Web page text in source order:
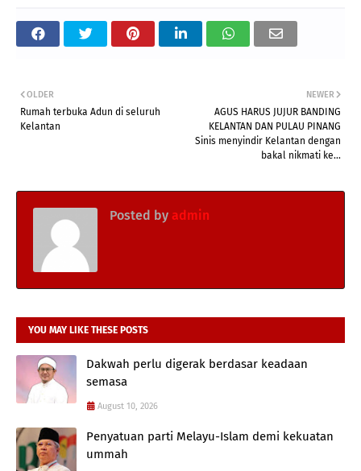
NEWER
AGUS HARUS JUJUR BANDING
KELANTAN DAN PULAU PINANG
Sinis menyindir Kelantan dengan
bakal nikmati ke...
OLDER
Rumah terbuka Adun di seluruh
Kelantan
Posted by admin
YOU MAY LIKE THESE POSTS
Dakwah perlu digerak berdasar keadaan
semasa
August 10, 2026
Penyatuan parti Melayu-Islam demi kekuatan
ummah